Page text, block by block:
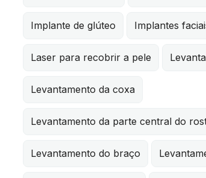
Implante de glúteo Implantes
Laser para recobrir a pele
Levantamento da coxa
Levantamento da parte central do
Levantamento do braço